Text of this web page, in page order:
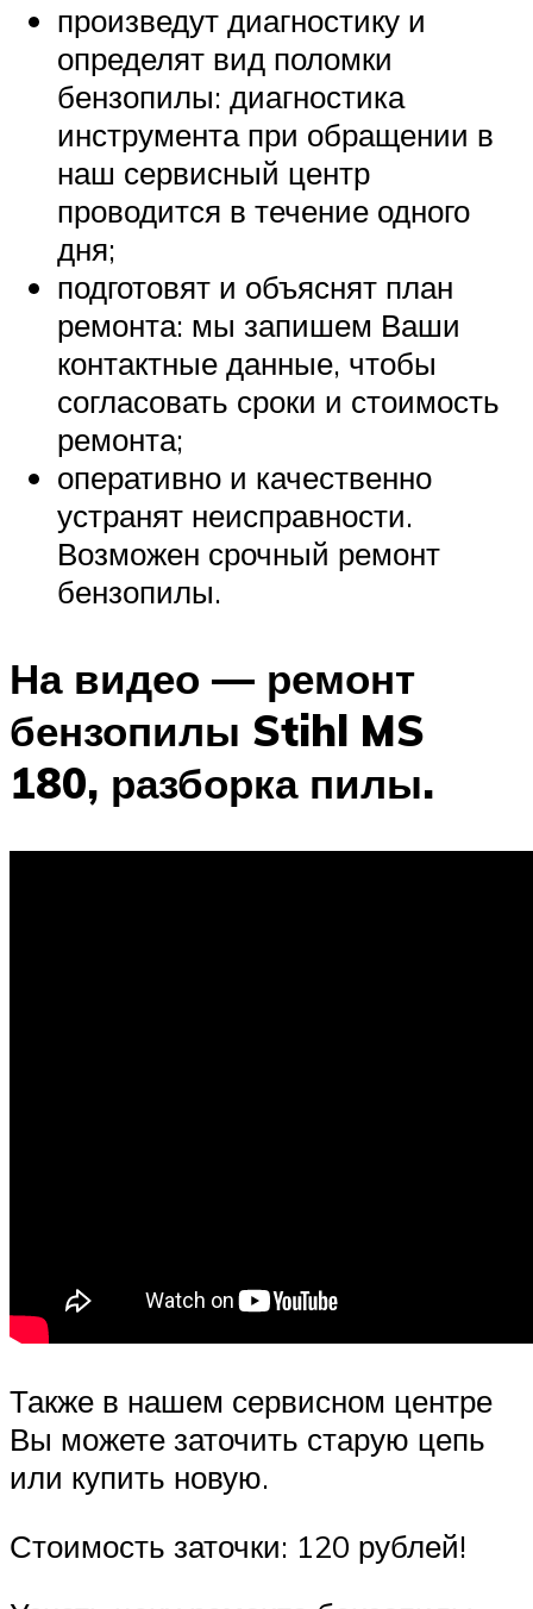
произведут диагностику и
определят вид поломки
бензопилы: диагностика
инструмента при обращении в
наш сервисный центр
проводится в течение одного
дня;
подготовят и объяснят план
ремонта: мы запишем Ваши
контактные данные, чтобы
согласовать сроки и стоимость
ремонта;
оперативно и качественно
устранят неисправности.
Возможен срочный ремонт
бензопилы.
На видео — ремонт
бензопилы Stihl MS
180, разборка пилы.
Также в нашем сервисном центре
Вы можете заточить старую цепь
или купить новую.
Стоимость заточки: 120 рублей!